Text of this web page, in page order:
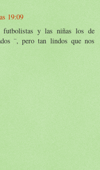
19:09
y las niñas los de
¨, pero tan lindos que nos